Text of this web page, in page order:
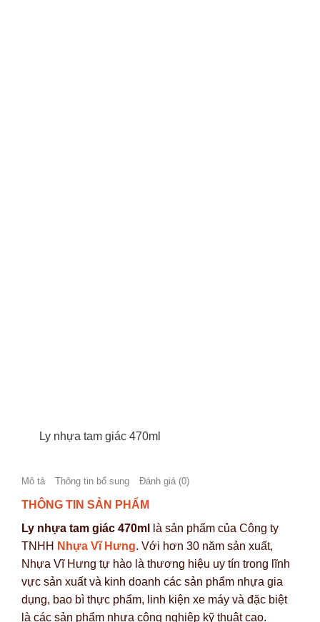
Ly nhựa tam giác 470ml
Mô tả Thông tin bổ sung Đánh giá (0)
THÔNG TIN SẢN PHẨM
Ly nhựa tam giác 470ml
là sản phẩm của Công ty
TNHH Nhựa Vĩ Hưng. Với hơn 30 năm sản xuất,
Nhựa Vĩ Hưng tự hào là thương hiệu uy tín trong lĩnh
vực sản xuất và kinh doanh các sản phẩm nhựa gia
dụng, bao bì thực phẩm, linh kiện xe máy và đặc biệt
là các sản phẩm nhựa công nghiệp kỹ thuật cao.